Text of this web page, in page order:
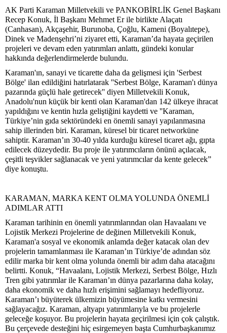
AK Parti Karaman Milletvekili ve PANKOBİRLİK Genel Başkanı
Recep Konuk, İl Başkanı Mehmet Er ile birlikte Alaçatı
(Canhasan), Akçaşehir, Burunoba, Çoğlu, Kameni (Boyalıtepe),
Dinek ve Madenşehri’ni ziyaret etti, Karaman’da hayata geçirilen
projeleri ve devam eden yatırımları anlattı, gündeki konular
hakkında değerlendirmelerde bulundu.
Karaman'ın, sanayi ve ticarette daha da gelişmesi için 'Serbest
Bölge' ilan edildiğini hatırlatarak ''Serbest Bölge, Karaman'ı dünya
pazarında güçlü hale getirecek'' diyen Milletvekili Konuk,
Anadolu'nun küçük bir kenti olan Karaman'dan 142 ülkeye ihracat
yapıldığını ve kentin hızla geliştiğini kaydetti ve ''Karaman,
Türkiye’nin gıda sektöründeki en önemli sanayi yapılanmasına
sahip illerinden biri. Karaman, küresel bir ticaret networküne
sahiptir. Karaman’ın 30-40 yılda kurduğu küresel ticaret ağı, gıpta
edilecek düzeydedir. Bu proje ile yatırımcıların önünü açılacak,
çeşitli teşvikler sağlanacak ve yeni yatırımcılar da kente gelecek”
diye konuştu.
KARAMAN, MARKA KENT OLMA YOLUNDA ÖNEMLİ
ADIMLAR ATTI
Karaman tarihinin en önemli yatırımlarından olan Havaalanı ve
Lojistik Merkezi Projelerine de değinen Milletvekili Konuk,
Karaman'a sosyal ve ekonomik anlamda değer katacak olan dev
projelerin tamamlanması ile Karaman’ın Türkiye’de adından söz
edilir marka bir kent olma yolunda önemli bir adım daha atacağını
belirtti. Konuk, “Havaalanı, Lojistik Merkezi, Serbest Bölge, Hızlı
Tren gibi yatırımlar ile Karaman’ın dünya pazarlarına daha kolay,
daha ekonomik ve daha hızlı erişimini sağlamayı hedefliyoruz.
Karaman’ı büyüterek ülkemizin büyümesine katkı vermesini
sağlayacağız. Karaman, altyapı yatırımlarıyla ve bu projelerle
geleceğe koşuyor. Bu projelerin hayata geçirilmesi için çok çalıştık.
Bu çerçevede desteğini hiç esirgemeyen başta Cumhurbaşkanımız